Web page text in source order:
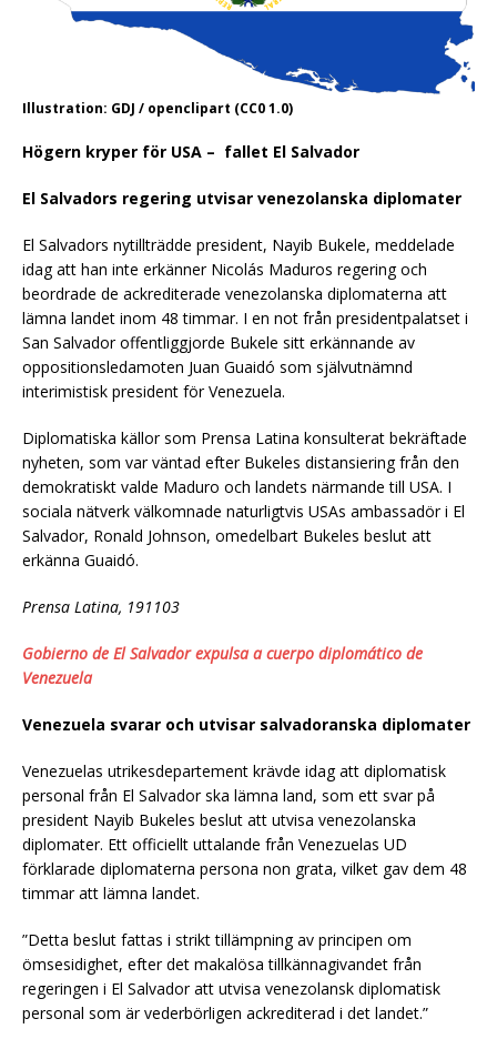
Illustration: GDJ / openclipart (CC0 1.0)
Högern kryper för USA – fallet El Salvador
El Salvadors regering utvisar venezolanska diplomater
El Salvadors nytillträdde president, Nayib Bukele, meddelade
idag att han inte erkänner Nicolás Maduros regering och
beordrade de ackrediterade venezolanska diplomaterna att
lämna landet inom 48 timmar. I en not från presidentpalatset i
San Salvador offentliggjorde Bukele sitt erkännande av
oppositionsledamoten Juan Guaidó som självutnämnd
interimistisk president för Venezuela.
Diplomatiska källor som Prensa Latina konsulterat bekräftade
nyheten, som var väntad efter Bukeles distansiering från den
demokratiskt valde Maduro och landets närmande till USA. I
sociala nätverk välkomnade naturligtvis USAs ambassadör i El
Salvador, Ronald Johnson, omedelbart Bukeles beslut att
erkänna Guaidó.
Prensa Latina, 191103
Gobierno de El Salvador expulsa a cuerpo diplomático de
Venezuela
Venezuela svarar och utvisar salvadoranska diplomater
Venezuelas utrikesdepartement krävde idag att diplomatisk
personal från El Salvador ska lämna land, som ett svar på
president Nayib Bukeles beslut att utvisa venezolanska
diplomater. Ett officiellt uttalande från Venezuelas UD
förklarade diplomaterna persona non grata, vilket gav dem 48
timmar att lämna landet.
”Detta beslut fattas i strikt tillämpning av principen om
ömsesidighet, efter det makalösa tillkännagivandet från
regeringen i El Salvador att utvisa venezolansk diplomatisk
personal som är vederbörligen ackrediterad i det landet.”